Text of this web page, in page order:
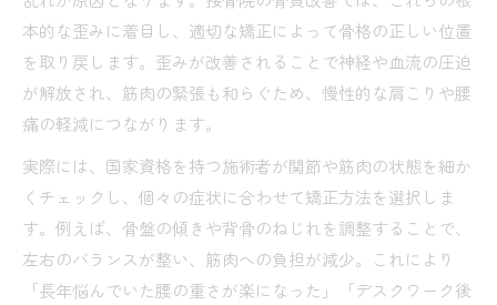
本的な歪みに着目し、適切な矯正によって骨格の正しい位置
を取り戻します。歪みが改善されることで神経や血流の圧迫
が解放され、筋肉の緊張も和らぐため、慢性的な肩こりや腰
痛の軽減につながります。
実際には、国家資格を持つ施術者が関節や筋肉の状態を細か
くチェックし、個々の症状に合わせて矯正方法を選択しま
す。例えば、骨盤の傾きや背骨のねじれを調整することで、
左右のバランスが整い、筋肉への負担が減少。これにより
「長年悩んでいた腰の重さが楽になった」「デスクワーク後